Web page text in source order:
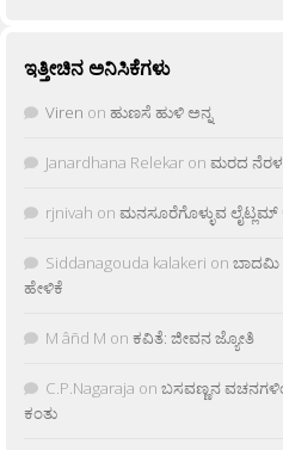
ಇತ್ತೀಚಿನ ಅನಿಸಿಕೆಗಳು
Viren on ಹುಣಸೆ ಹುಳಿ ಅನ್ನ
Janardhana Relekar on ಮರದ
rjnivah on ಮನಸೂರೆಗೊಳ್ಳುವ
Siddanagouda kalakeri on ಬಾದಮಿ
ಹೇಳಿಕೆ
M âñd M on ಕವಿತೆ: ಜೀವನ ಜ್ಯೋತಿ
C.P.Nagaraja on ಬಸವಣ್ಣನ
ಕಂತು